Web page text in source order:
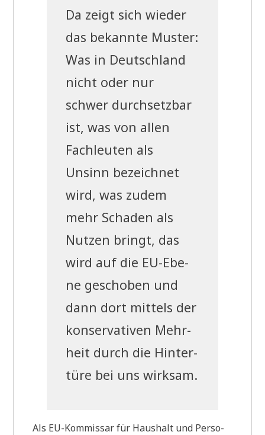
Da zeigt sich wie­der
das bekann­te Muster:
Was in Deutsch­land
nicht oder nur
schwer durch­setz­bar
ist, was von allen
Fach­leu­ten als
Unsinn bezeich­net
wird, was zudem
mehr Scha­den als
Nut­zen bringt, das
wird auf die EU-Ebe­
ne gescho­ben und
dann dort mit­tels der
kon­ser­va­ti­ven Mehr­
heit durch die Hin­ter­
tü­re bei uns wirksam.
Als EU-Kom­mis­sar für Haus­halt und Per­so­